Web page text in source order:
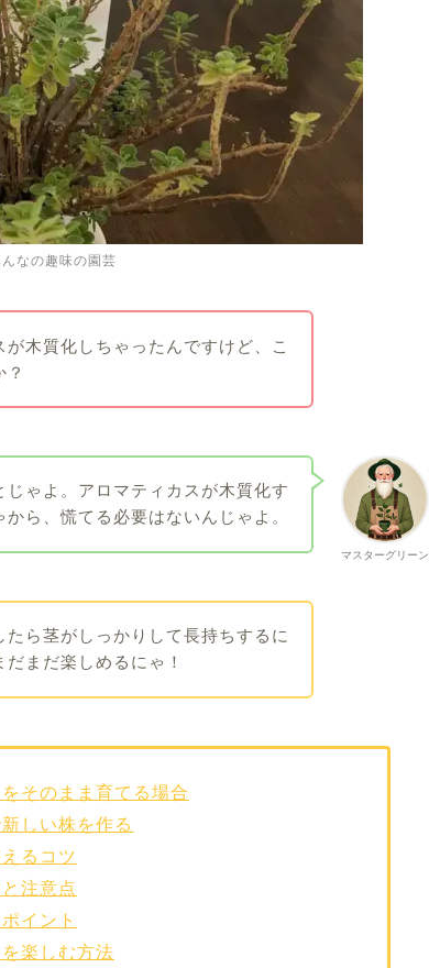
なの趣味の園芸
木質化しちゃったんですけど、こ
マスターグリーン
ゃよ。アロマティカスが木質化す
ら、慌てる必要はないんじゃよ。
ら茎がしっかりして長持ちするに
まだ楽しめるにゃ！
そのまま育てる場合
しい株を作る
るコツ
注意点
イント
楽しむ方法